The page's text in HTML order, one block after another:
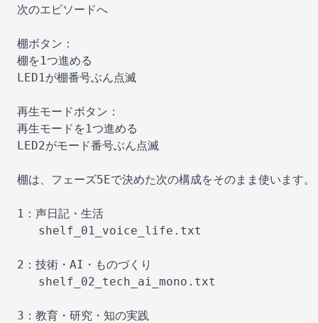
次のエピソードへ
棚ボタン：
棚を1つ進める
LED1が棚番号ぶん点滅
再生モードボタン：
再生モードを1つ進める
LED2がモード番号ぶん点滅
棚は、フェーズ5Eで決めた次の構成をそのまま使います。
1：声日記・生活
   shelf_01_voice_life.txt
2：技術・AI・ものづくり
   shelf_02_tech_ai_mono.txt
3：教育・研究・知の実践